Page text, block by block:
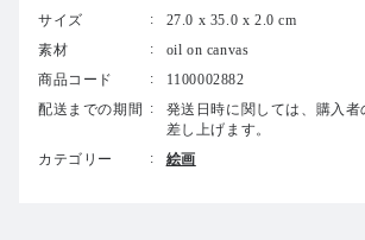
立てることとコンセプトとの不連続 ③描く行為
結局のところ、私は絵を描きたいから絵を描い
情、時間や空間、見ることと考えること、それ
響を受け、絵を描いている、ただそれだけのこ
現できなくて、ただそれだけのことであること
サイズ
27.0 x 35.0 x 2.0 cm
素材
oil on canvas
商品コード
1100002882
配送までの期間
発送日時に関しては、購入
差し上げます。
カテゴリー
絵画